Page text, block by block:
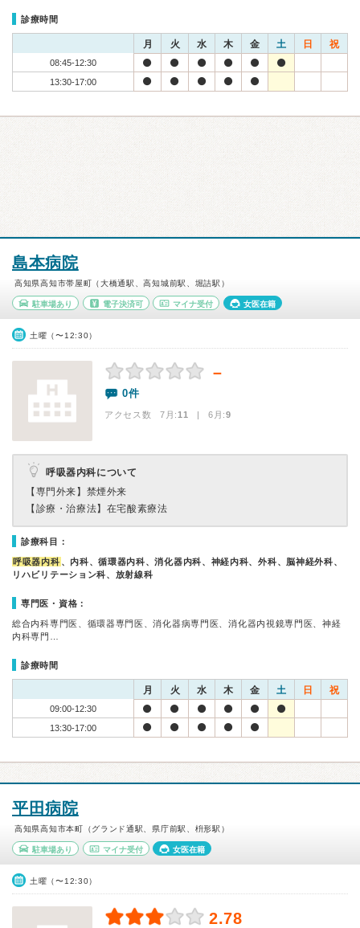
診療時間
月 火 水 木 金 土 日 祝
08:45-12:30
13:30-17:00
島本病院
高知県高知市帯屋町（大橋通駅、高知城前駅、堀詰駅）
駐車場あり 電子決済可 マイナ受付 女医在籍
土曜（〜12:30）
－
0件
アクセス数 7月:11 | 6月:9
呼吸器内科について
【専門外来】 禁煙外来
【診療・治療法】 在宅酸素療法
診療科目：
呼吸器内科 、内科、循環器内科、消化器内科、神経内科、外科、脳神経外科、
リハビリテーション科、放射線科
専門医・資格：
総合内科専門医、循環器専門医、消化器病専門医、消化器内視鏡専門医、神経
内科専門…
診療時間
月 火 水 木 金 土 日 祝
09:00-12:30
13:30-17:00
平田病院
高知県高知市本町（グランド通駅、県庁前駅、枡形駅）
駐車場あり マイナ受付 女医在籍
土曜（〜12:30）
2.78